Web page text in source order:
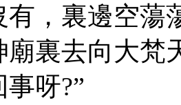
有，裏邊空蕩
廟裏去向大梵
呀?”